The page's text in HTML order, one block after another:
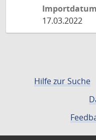
17.03.2022
Hilfe zur Suche